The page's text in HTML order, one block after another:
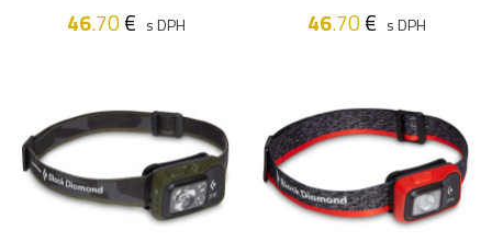
46.70€ s DPH 46.70€ s DPH